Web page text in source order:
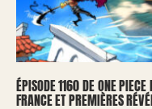
ÉPISODE 1160 DE ONE
FRANCE ET PREMIÈRES